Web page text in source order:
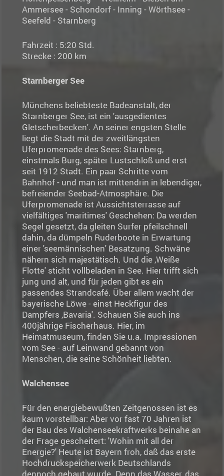
Ammersee - Schondorf - Inning - Wörthsee -
Seefeld - Starnberg
Fahrzeit : 5:20 Std.
Strecke : 200 km
Starnberger See
Münchens beliebteste Badeanstalt, der
Starnberger See, ist ein 'ausgedientes
Gletscherbecken'. An seiner engsten Stelle
liegt die Stadt mit der zweitlängsten
Uferpromenade des Sees: Starnberg,
einstmals Burg, später Lustschloß und erst
seit 1912 Stadt. Ein paar Schritte vom
Bahnhof - und man ist mittendrin in lebendiger,
befreiender Seebad-Atmosphäre. Die
Uferpromenade ist Aussichtsterrasse auf
vielfältiges 'maritimes' Geschehen: Da werden
Segel gesetzt, da gleiten Surfer pfeilschnell
dahin, da dümpeln Ruderboote in Erwartung
einer 'seemännischen' Besatzung. Schwäne
nähern sich majestätisch. Und die ,Weiße
Flotte' sticht vollbeladen in See. Hier trifft sich
jung und alt, und für jeden gibt es ein
passendes Strandcafé. Über allem wacht der
bayerische Löwe - einst Heckfigur des
Dampfers ,Bavaria'. Schauen Sie auch ins
400jährige Fischerhaus. Hier, im
Heimatmuseum, finden Sie u.a. Impressionen
vom See - auf Leinwand gebannt von
Menschen, die seine Schönheit liebten.
Walchensee
Für den energiebewußten Zeitgenossen ist es
kaum vorstellbar: Aber vor fast 70 Jahren ist
der Bau des Walchenseekraftwerks beinahe an
der Frage gescheitert: 'Wohin mit all der
Energie?' Heute ist Bayern froh, daß das erste
Hochdruckspeicherwerk Deutschlands